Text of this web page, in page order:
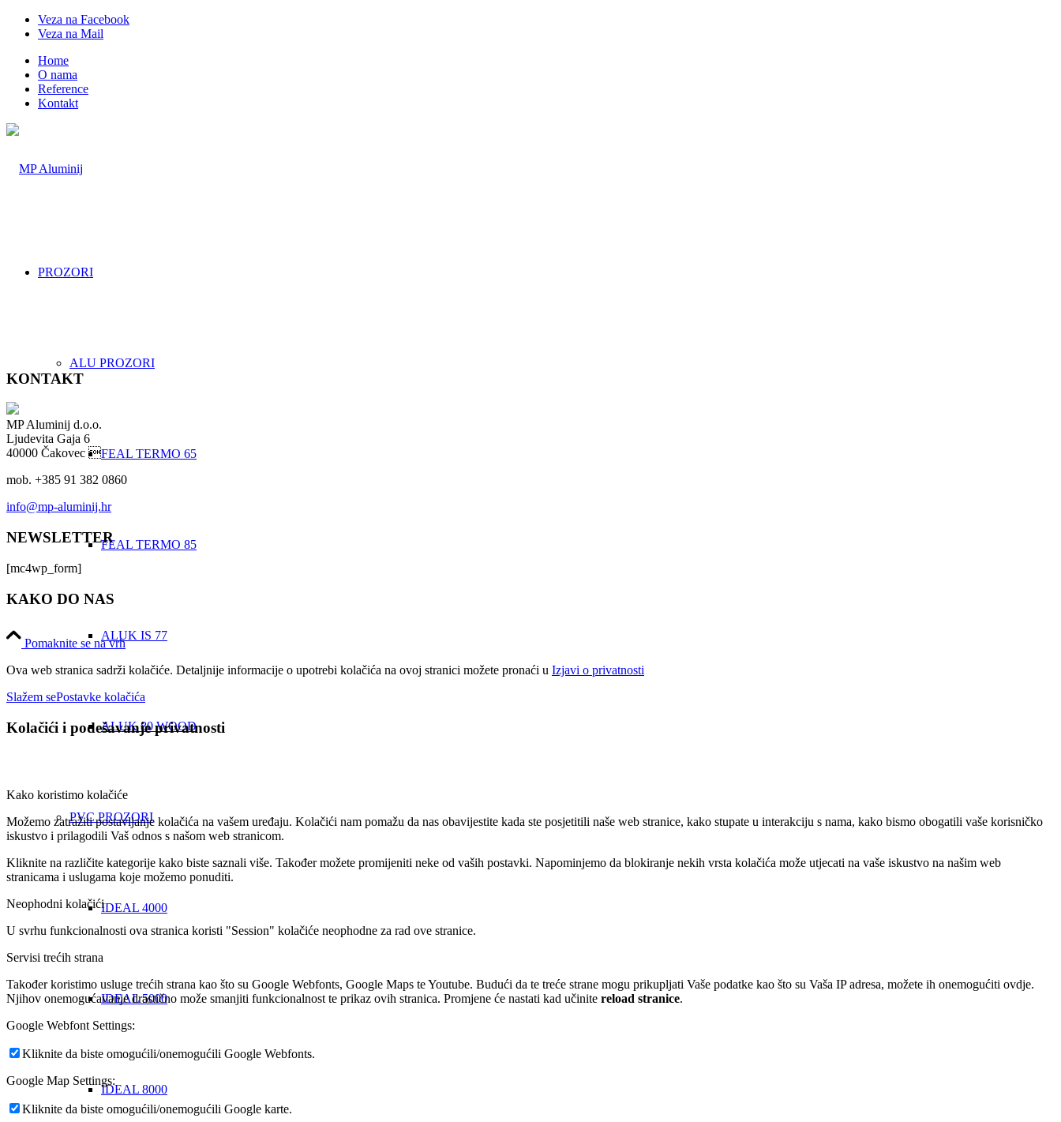
Veza na Facebook
Veza na Mail
Home
O nama
Reference
Kontakt
PROZORI
ALU PROZORI
FEAL TERMO 65
FEAL TERMO 85
ALUK IS 77
ALUK 80 WOOD
PVC PROZORI
IDEAL 4000
IDEAL 5000
IDEAL 8000
KONTAKT
MP Aluminij d.o.o.
Ljudevita Gaja 6
40000 Čakovec 
mob. +385 91 382 0860
info@mp-aluminij.hr
NEWSLETTER
[mc4wp_form]
KAKO DO NAS
Pomaknite se na vrh
Ova web stranica sadrži kolačiće. Detaljnije informacije o upotrebi kolačića na ovoj stranici možete pronaći u Izjavi o privatnosti
Slažem sePostavke kolačića
Kolačići i podešavanje privatnosti
Kako koristimo kolačiće
Možemo zatražiti postavljanje kolačića na vašem uređaju. Kolačići nam pomažu da nas obavijestite kada ste posjetitili naše web stranice, kako stupate u interakciju s nama, kako bismo obogatili vaše korisničko
iskustvo i prilagodili Vaš odnos s našom web stranicom.
Kliknite na različite kategorije kako biste saznali više. Također možete promijeniti neke od vaših postavki. Napominjemo da blokiranje nekih vrsta kolačića može utjecati na vaše iskustvo na našim web
stranicama i uslugama koje možemo ponuditi.
Neophodni kolačići
U svrhu funkcionalnosti ova stranica koristi "Session" kolačiće neophodne za rad ove stranice.
Servisi trećih strana
Također koristimo usluge trećih strana kao što su Google Webfonts, Google Maps te Youtube. Budući da te treće strane mogu prikupljati Vaše podatke kao što su Vaša IP adresa, možete ih onemogućiti ovdje.
Njihov onemogućavanje drastično može smanjiti funkcionalnost te prikaz ovih stranica. Promjene će nastati kad učinite reload stranice.
Google Webfont Settings:
Kliknite da biste omogućili/onemogućili Google Webfonts.
Google Map Settings:
Kliknite da biste omogućili/onemogućili Google karte.